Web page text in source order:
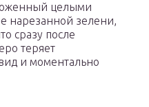
целыми
нарезанной зелени,
сразу после
теряет
и моментально